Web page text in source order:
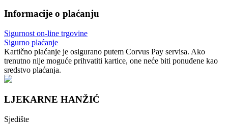
Informacije o plaćanju
Sigurnost on-line trgovine
Sigurno plaćanje
Kartično plaćanje je osigurano putem Corvus Pay servisa. Ako
trenutno nije moguće prihvatiti kartice, one neće biti ponuđene kao
sredstvo plaćanja.
LJEKARNE HANŽIĆ
Sjedište